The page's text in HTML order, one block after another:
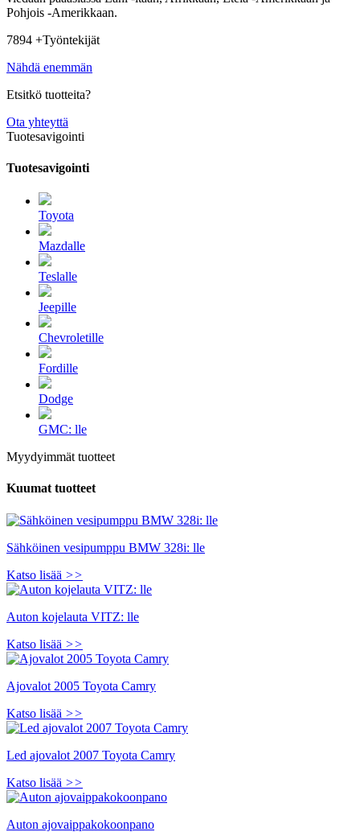
Pohjois -Amerikkaan.
7894 +Työntekijät
Nähdä enemmän
Etsitkö tuotteita?
Ota yhteyttä
Tuotesavigointi
Tuotesavigointi
Toyota
Mazdalle
Teslalle
Jeepille
Chevroletille
Fordille
Dodge
GMC: lle
Myydyimmät tuotteet
Kuumat tuotteet
Sähköinen vesipumppu BMW 328i: lle
Katso lisää >>
Auton kojelauta VITZ: lle
Katso lisää >>
Ajovalot 2005 Toyota Camry
Katso lisää >>
Led ajovalot 2007 Toyota Camry
Katso lisää >>
Auton ajovaippakokoonpano